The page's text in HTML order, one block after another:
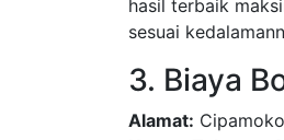
hasil terbaik
sesuai
3. Biaya
Alamat: